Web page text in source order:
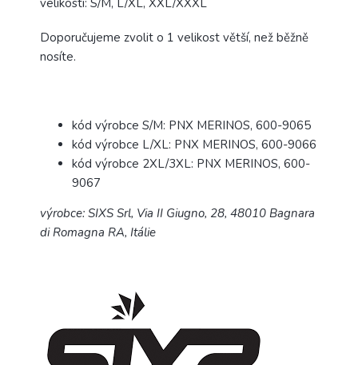
velikosti: S/M, L/XL, XXL/XXXL
Doporučujeme zvolit o 1 velikost větší, než běžně
nosíte.
kód výrobce S/M: PNX MERINOS, 600-9065
kód výrobce L/XL: PNX MERINOS, 600-9066
kód výrobce 2XL/3XL: PNX MERINOS, 600-
9067
výrobce: SIXS Srl, Via II Giugno, 28, 48010 Bagnara
di Romagna RA, Itálie